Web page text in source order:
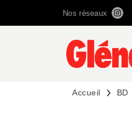
Nos réseaux
Accueil BD